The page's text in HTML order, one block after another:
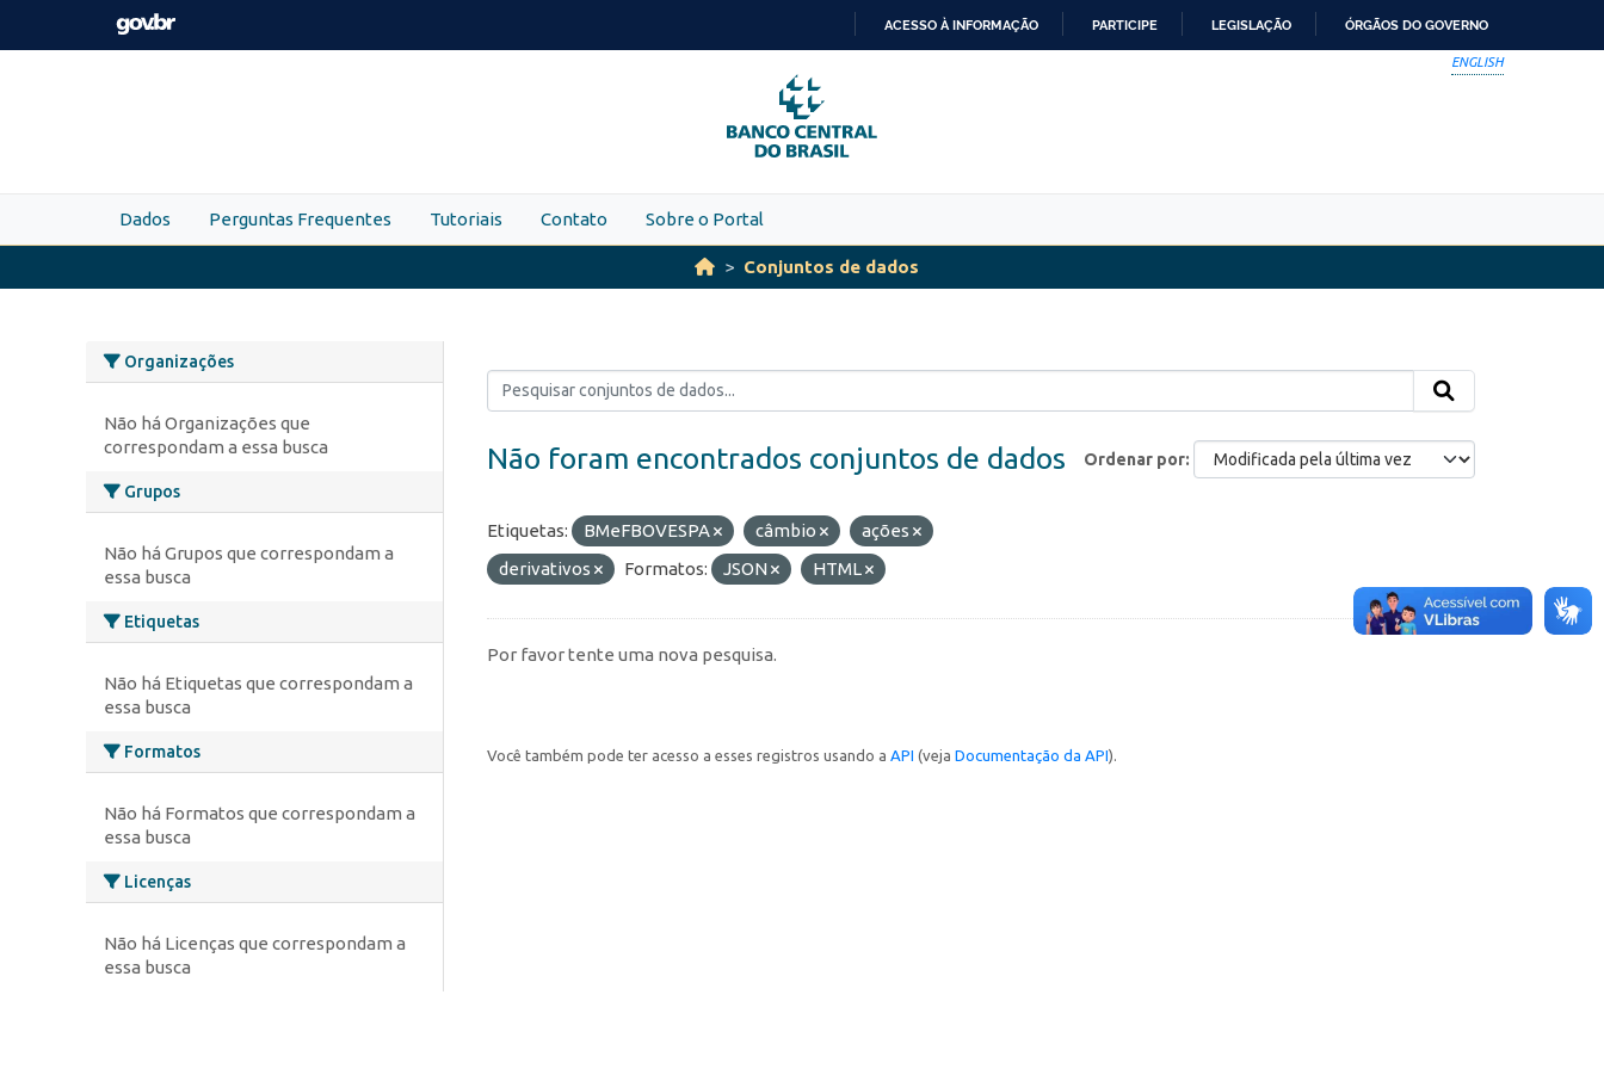
Skip to main content
PARA
O
CONTEÚDO
ACESSO À INFORMAÇÃO PARTICIPE LEGISLAÇÃO ÓRGÃOS DO GOVERNO
ENGLISH
Dados Perguntas Frequentes Tutoriais Contato Sobre o Portal
Conjuntos de dados
Organizações
Não há Organizações que
correspondam a essa busca
Grupos
Não há Grupos que correspondam a
essa busca
Etiquetas
Não há Etiquetas que correspondam a
essa busca
Formatos
Não há Formatos que correspondam a
essa busca
Licenças
Não há Licenças que correspondam a
essa busca
Ordenar por
Não foram encontrados conjuntos de dados
Etiquetas: BMeFBOVESPA câmbio
ações
derivativos
Formatos: JSON HTML
Por favor tente uma nova pesquisa.
Você também pode ter acesso a esses registros usando a API (veja Documentação da API).